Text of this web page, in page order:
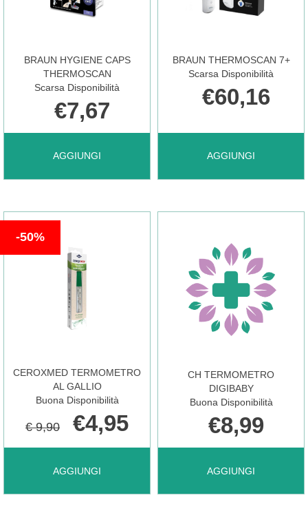
BRAUN HYGIENE CAPS
THERMOSCAN
Scarsa Disponibilità
€7,67
AGGIUNGI
AGGIUNGI BRAUN
THERMOSCAN AL
BRAUN THERMOSCAN 7+
Scarsa Disponibilità
€60,16
AGGIUNGI
AGGIUNGI BRAUN
CARRELLO
CEROXMED TERMOMETRO
AL GALLIO
Buona Disponibilità
50%
€ 9,90 €4,95
AGGIUNGI
AGGIUNGI CEROXMED
CH TERMOMETRO
DIGIBABY
Buona Disponibilità
€8,99
AGGIUNGI
AGGIUNGI CH